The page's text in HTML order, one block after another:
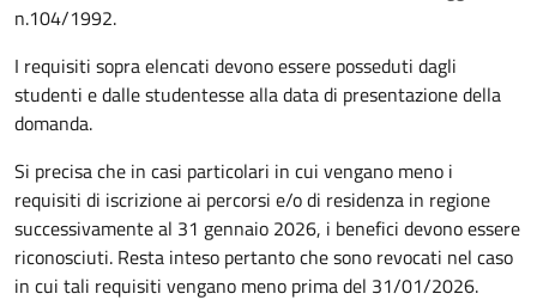
n.104/1992.
I requisiti sopra elencati devono essere posseduti dagli
studenti e dalle studentesse alla data di presentazione della
domanda.
Si precisa che in casi particolari in cui vengano meno i
requisiti di iscrizione ai percorsi e/o di residenza in regione
successivamente al 31 gennaio 2026, i benefici devono essere
riconosciuti. Resta inteso pertanto che sono revocati nel caso
in cui tali requisiti vengano meno prima del 31/01/2026.